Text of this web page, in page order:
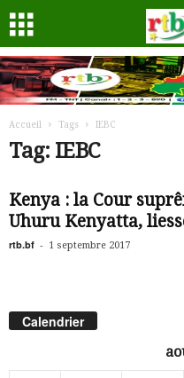
Accueil Tags IEBC
Tag: IEBC
Kenya : la Cour
Uhuru Kenyatta,
rtb.bf - 1 septembre 2017
Calendrier